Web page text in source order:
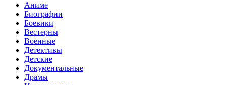
Аниме
Биографии
Боевики
Вестерны
Военные
Детективы
Детские
Документальные
Драмы